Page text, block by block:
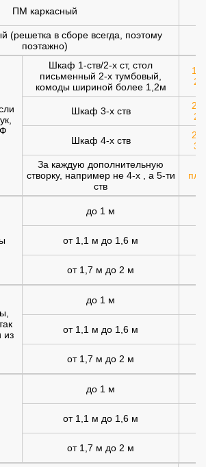
ПМ каркасный
(решетка в сборе всегда, поэтому
поэтажно)
Шкаф 1-ств/2-х ст, стол
письменный 2-х тумбовый,
комоды шириной более 1,2м
Шкаф 3-х ств
Шкаф 4-х ств
За каждую дополнительную
створку, например не 4-х , а 5-ти
ств
до 1 м
от 1,1 м до 1,6 м
от 1,7 м до 2 м
из
до 1 м
от 1,1 м до 1,6 м
от 1,7 м до 2 м
до 1 м
от 1,1 м до 1,6 м
от 1,7 м до 2 м